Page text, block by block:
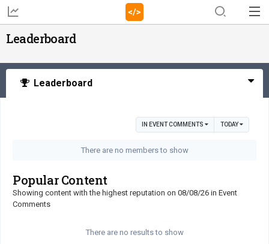
Leaderboard
Leaderboard
IN EVENT COMMENTS TODAY
There are no members to show
Popular Content
Showing content with the highest reputation on 08/08/26 in Event
Comments
There are no results to show